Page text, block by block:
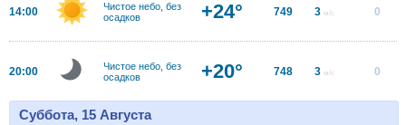
14:00
Чистое небо, без
осадков
+24° 749 3 м/с 0
20:00
Чистое небо, без
осадков
+20° 748 3 м/с 0
Суббота, 15 Августа